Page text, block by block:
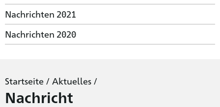
Nachrichten 2021
Nachrichten 2020
Startseite / Aktuelles /
Nachricht